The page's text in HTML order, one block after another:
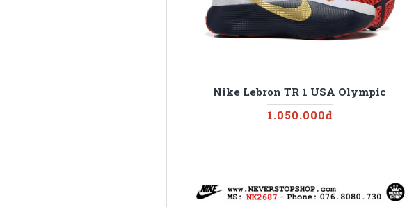
Nike Lebron TR 1 USA Olympic
1.050.000đ